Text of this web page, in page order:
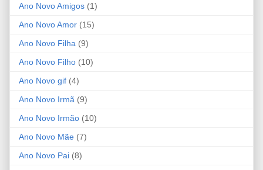
Ano Novo Amigos (1)
Ano Novo Amor (15)
Ano Novo Filha (9)
Ano Novo Filho (10)
Ano Novo gif (4)
Ano Novo Irmã (9)
Ano Novo Irmão (10)
Ano Novo Mãe (7)
Ano Novo Pai (8)